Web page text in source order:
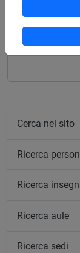
Mutua da
Cerca nel sito
Ricerca
Ricerca
Ricerca aule
Ricerca sedi